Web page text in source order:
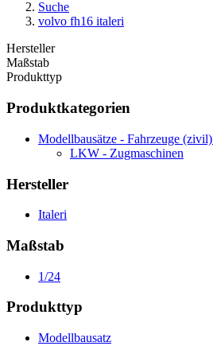
Suche
volvo fh16 italeri
Hersteller
Maßstab
Produkttyp
Produktkategorien
Modellbausätze - Fahrzeuge (zivil)
LKW - Zugmaschinen
Hersteller
Italeri
Maßstab
1/24
Produkttyp
Modellbausatz